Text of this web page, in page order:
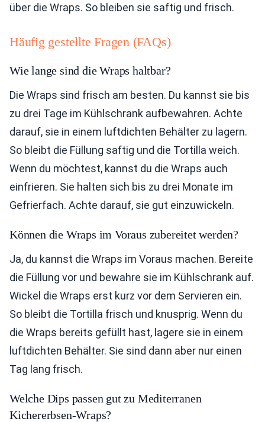
über die Wraps. So bleiben sie saftig und frisch.
Häufig gestellte Fragen (FAQs)
Wie lange sind die Wraps haltbar?
Die Wraps sind frisch am besten. Du kannst sie bis
zu drei Tage im Kühlschrank aufbewahren. Achte
darauf, sie in einem luftdichten Behälter zu lagern.
So bleibt die Füllung saftig und die Tortilla weich.
Wenn du möchtest, kannst du die Wraps auch
einfrieren. Sie halten sich bis zu drei Monate im
Gefrierfach. Achte darauf, sie gut einzuwickeln.
Können die Wraps im Voraus zubereitet werden?
Ja, du kannst die Wraps im Voraus machen. Bereite
die Füllung vor und bewahre sie im Kühlschrank auf.
Wickel die Wraps erst kurz vor dem Servieren ein.
So bleibt die Tortilla frisch und knusprig. Wenn du
die Wraps bereits gefüllt hast, lagere sie in einem
luftdichten Behälter. Sie sind dann aber nur einen
Tag lang frisch.
Welche Dips passen gut zu Mediterranen
Kichererbsen-Wraps?